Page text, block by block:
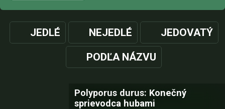
JEDLÉ NEJEDLÉ JEDOVATÝ
PODĽA NÁZVU
Polyporus durus: Konečný
sprievodca hubami